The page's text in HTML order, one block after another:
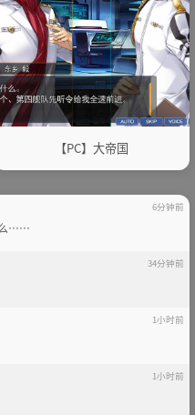
【PC】大帝国
6分钟前
么……
34分钟前
1小时前
1小时前